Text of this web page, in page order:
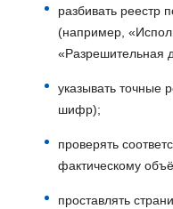
разбивать реестр
(например,
«Разрешительная
указывать точные
шифр);
проверять
фактическому
проставлять